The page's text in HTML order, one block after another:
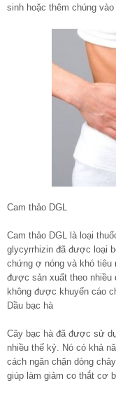
sinh hoặc thêm chúng
Cam thảo DGL
Cam thảo DGL là loại
glycyrrhizin đã được loại
chứng ợ nóng và khó tiêu
được sản xuất theo nhiều
không được khuyến cáo
Dầu bạc hà
Cây bạc hà đã được sử
nhiều thế kỷ. Nó có khả
cách ngăn chặn dòng
giúp làm giảm co thắt cơ